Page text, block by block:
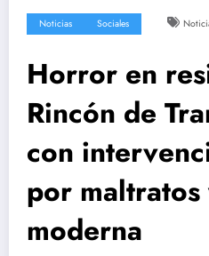
Noticias Sociales
Horror en
Rincón de
con
por
moderna